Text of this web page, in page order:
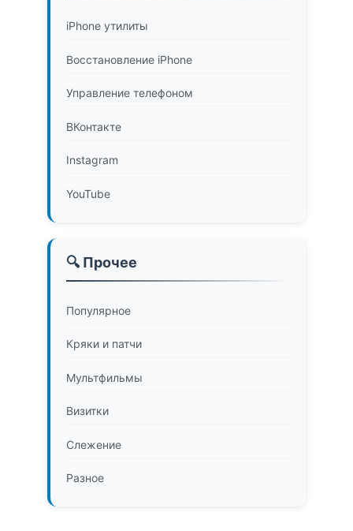
iPhone утилиты
Восстановление iPhone
Управление телефоном
ВКонтакте
Instagram
YouTube
🔍 Прочее
Популярное
Кряки и патчи
Мультфильмы
Визитки
Слежение
Разное